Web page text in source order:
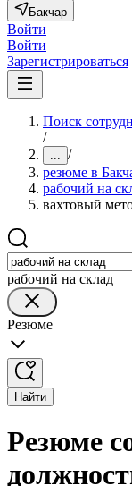
Бакчар
Войти
Войти
Зарегистрироваться
Поиск
/
... /
резюме в
рабочий на
вахтовый
рабочий на склад
Резюме
Найти
Резюме